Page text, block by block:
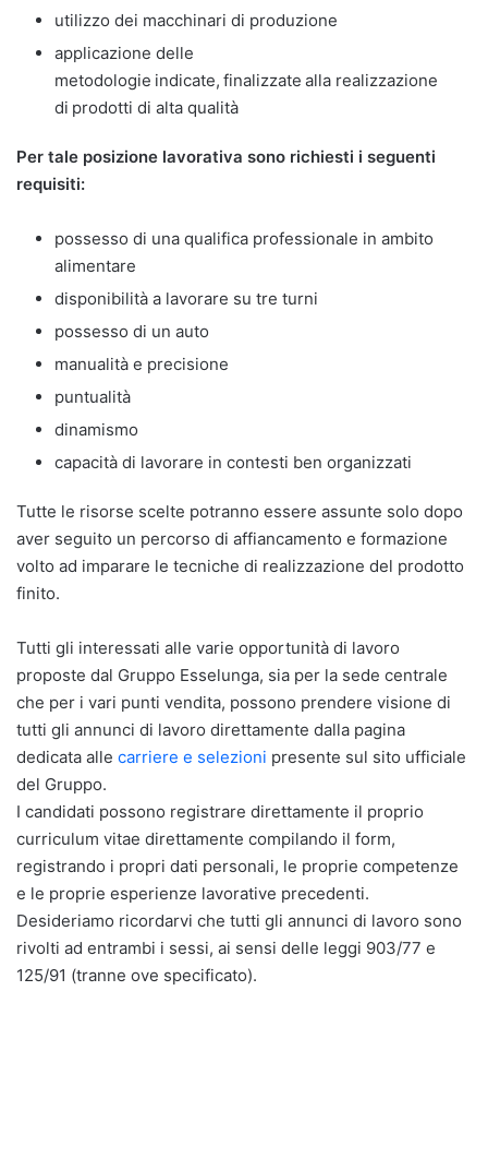
utilizzo dei macchinari di produzione
applicazione delle
metodologie indicate, finalizzate alla realizzazione
di prodotti di alta qualità
Per tale posizione lavorativa sono richiesti i seguenti
requisiti:
possesso di una qualifica professionale in ambito
alimentare
disponibilità a lavorare su tre turni
possesso di un auto
manualità e precisione
puntualità
dinamismo
capacità di lavorare in contesti ben organizzati
Tutte le risorse scelte potranno essere assunte solo dopo
aver seguito un percorso di affiancamento e formazione
volto ad imparare le tecniche di realizzazione del prodotto
finito.
Tutti gli interessati alle varie opportunità di lavoro
proposte dal Gruppo Esselunga, sia per la sede centrale
che per i vari punti vendita, possono prendere visione di
tutti gli annunci di lavoro direttamente dalla pagina
dedicata alle carriere e selezioni presente sul sito ufficiale
del Gruppo.
I candidati possono registrare direttamente il proprio
curriculum vitae direttamente compilando il form,
registrando i propri dati personali, le proprie competenze
e le proprie esperienze lavorative precedenti.
Desideriamo ricordarvi che tutti gli annunci di lavoro sono
rivolti ad entrambi i sessi, ai sensi delle leggi 903/77 e
125/91 (tranne ove specificato).